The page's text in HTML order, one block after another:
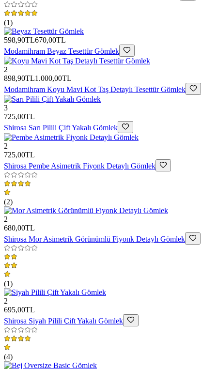
(1)
598,90TL670,00TL
Modamihram Beyaz Tesettür Gömlek
2
898,90TL1.000,00TL
Modamihram Koyu Mavi Kot Taş Detaylı Tesettür Gömlek
3
725,00TL
Shirosa Sarı Pilili Çift Yakalı Gömlek
2
725,00TL
Shirosa Pembe Asimetrik Fiyonk Detaylı Gömlek
(2)
2
680,00TL
Shirosa Mor Asimetrik Görünümlü Fiyonk Detaylı Gömlek
(1)
2
695,00TL
Shirosa Siyah Pilili Çift Yakalı Gömlek
(4)